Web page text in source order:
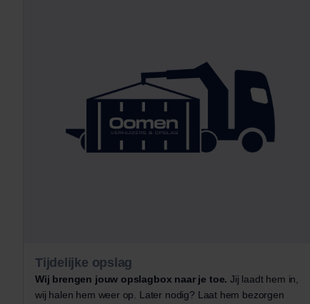
Tijdelijke opslag
Wij brengen jouw opslagbox naar je toe. Jij laadt hem in,
wij halen hem weer op. Later nodig? Laat hem bezorgen